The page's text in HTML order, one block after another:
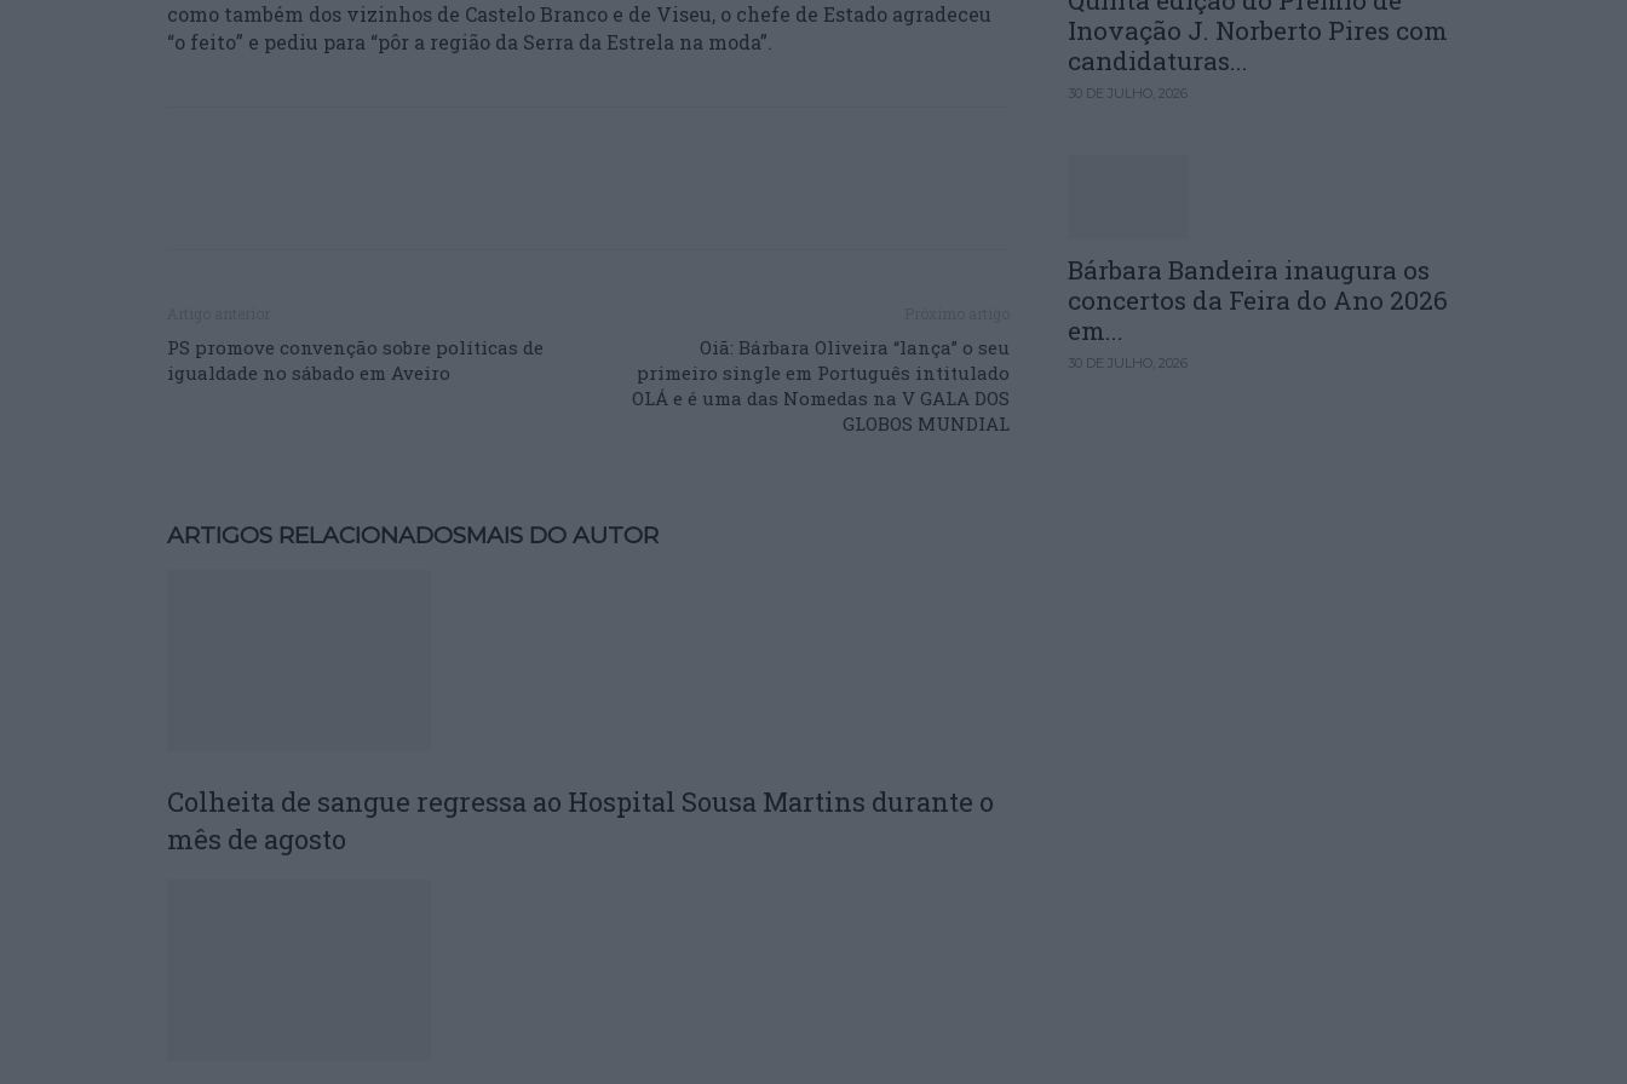
como também dos vizinhos de Castelo Branco e de Viseu, o chefe de Estado agradeceu
“o feito” e pediu para “pôr a região da Serra da Estrela na moda”.
PS promove convenção sobre políticas de
igualdade no sábado em Aveiro
Oiã: Bárbara Oliveira “lança” o seu
primeiro single em Português intitulado
OLÁ e é uma das Nomedas na V GALA DOS
GLOBOS MUNDIAL
ARTIGOS RELACIONADOSMAIS DO AUTOR
Colheita de sangue regressa ao Hospital Sousa Martins durante o
mês de agosto
Inovação J. Norberto Pires com
candidaturas...
30 DE JULHO, 2026
Bárbara Bandeira inaugura os
concertos da Feira do Ano 2026
em...
30 DE JULHO, 2026